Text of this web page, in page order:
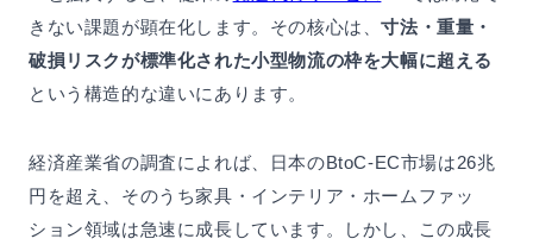
きない課題が顕在化します。その核心は、寸法・重量・
破損リスクが標準化された小型物流の枠を大幅に超える
という構造的な違いにあります。
経済産業省の調査によれば、日本のBtoC-EC市場は26兆
円を超え、そのうち家具・インテリア・ホームファッ
ション領域は急速に成長しています。しかし、この成長